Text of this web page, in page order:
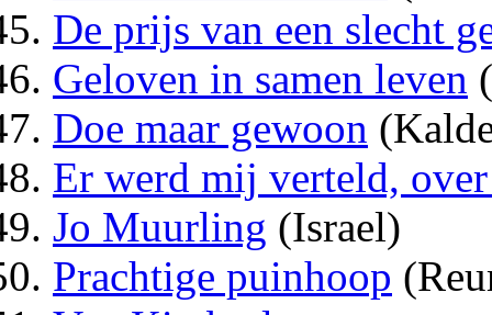
De prijs van een slecht
Geloven in samen leven
Doe maar gewoon
Er werd mij verteld,
Jo Muurling (Israel)
Prachtige puinhoop